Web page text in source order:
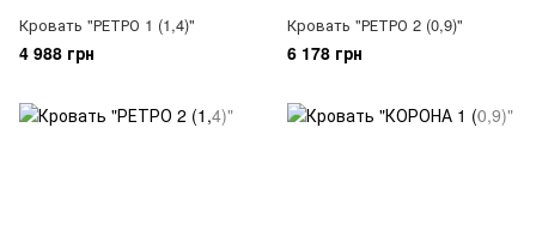
Кровать "РЕТРО 1 (1,4)"
4 988 грн
Кровать "РЕТРО 2 (0,9)"
6 178 грн